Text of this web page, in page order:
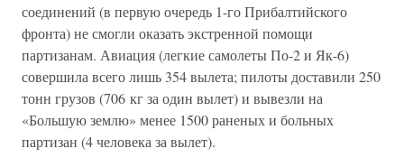
соединений (в первую очередь 1-го Прибалтийского
фронта) не смогли оказать экстренной помощи
партизанам. Авиация (легкие самолеты По-2 и Як-6)
совершила всего лишь 354 вылета; пилоты доставили 250
тонн грузов (706 кг за один вылет) и вывезли на
«Большую землю» менее 1500 раненых и больных
партизан (4 человека за вылет).